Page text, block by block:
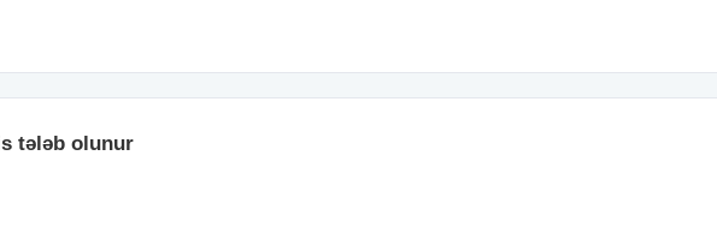
tələb olunur